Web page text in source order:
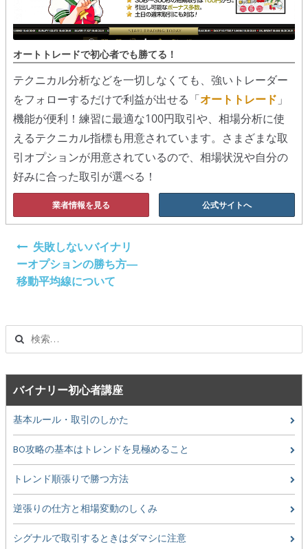
オートトレードで初心者でも勝てる！
テクニカル分析などを一切しなくても、強いトレーダー
をフォローするだけで利益が出せる「オートトレード 」
機能が便利！練習に最適な100円取引や、相場分析に使
えるテクニカル指標も用意されています。さまざまな取
引オプションが用意されているので、相場状況や自分の
好みに合った取引が選べる！
業者情報を見る 公式サイトへ
ビ
ー
シ
ョ
ン
失敗しないバイナリ
ーオプションの勝ち方―
移動平均線について
バイナリー初心者講座
基本ルール・取引のしかた
BO攻略の基本はトレンドを見極めること
トレンド順張りで勝つ方法
逆張りの仕方と相場変動のしくみ
シグナルで取引するときはダマシに注意